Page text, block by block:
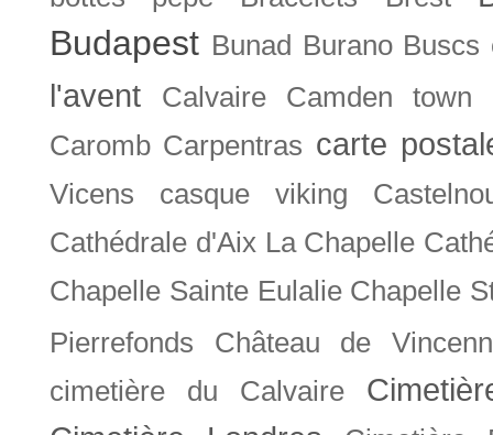
Budapest Bunad Burano Buscs
l'avent Calvaire Camden town
Caromb Carpentras carte
Vicens casque viking
Cathédrale d'Aix La Chapelle
Chapelle Sainte Eulalie Chapelle
Pierrefonds
Château de
cimetière du Calvaire